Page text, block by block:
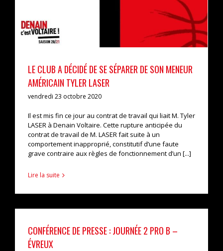
LE CLUB A DÉCIDÉ DE SE SÉPARER DE SON MENEUR
AMÉRICAIN TYLER LASER
vendredi 23 octobre 2020
Il est mis fin ce jour au contrat de travail qui liait M. Tyler
LASER à Denain Voltaire. Cette rupture anticipée du
contrat de travail de M. LASER fait suite à un
comportement inapproprié, constitutif d’une faute
grave contraire aux règles de fonctionnement d’un [...]
Lire la suite
CONFÉRENCE DE PRESSE : JOURNÉE 2 PRO B –
ÉVREUX